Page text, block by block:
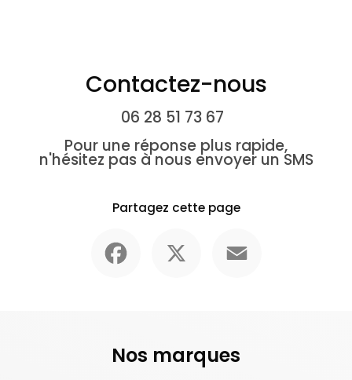
Contactez-nous
06 28 51 73 67
Pour une réponse plus rapide,
n'hésitez pas à nous envoyer un SMS
Partagez cette page
Nos marques